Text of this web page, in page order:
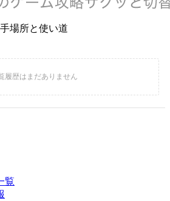
場所と使い道
覧